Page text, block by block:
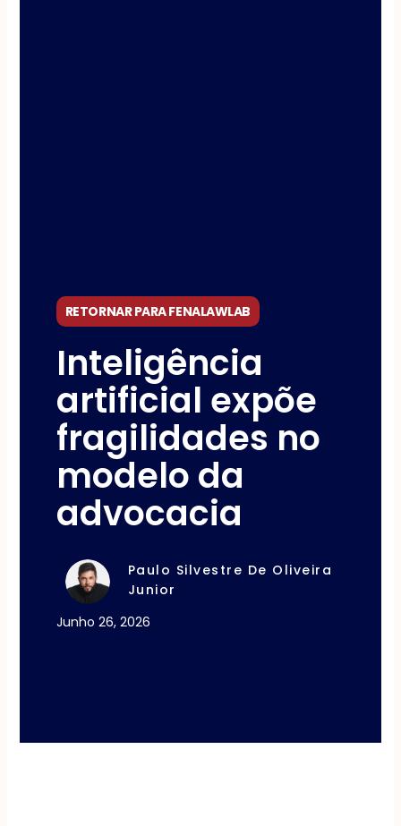
RETORNAR PARA FENALAWLAB
Inteligência
artificial expõe
fragilidades no
modelo da
advocacia
Paulo Silvestre De Oliveira
Junior
Junho 26, 2026